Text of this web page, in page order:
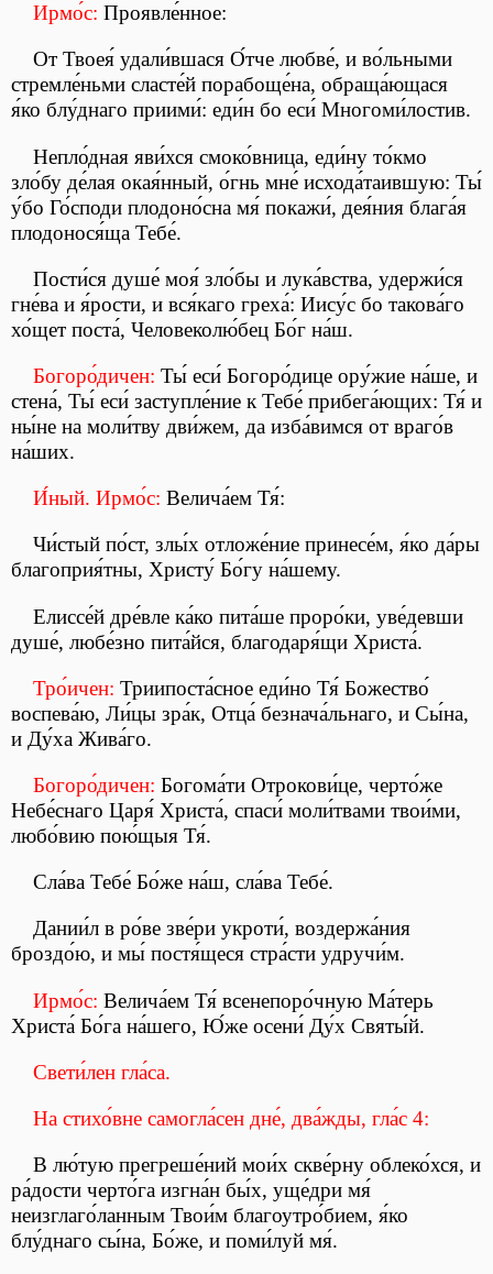
Ирмо́с: Проявле́нное:
От Твоея́ удали́вшася О́тче любве́, и во́льными
стремле́ньми сласте́й порабоще́на, обраща́ющася
я́ко блу́днаго приими́: еди́н бо еси́ Многоми́лостив.
Непло́дная яви́хся смоко́вница, еди́ну то́кмо
зло́бу де́лая окая́нный, о́гнь мне́ исхода́таившую: Ты́
у́бо Го́споди плодоно́сна мя́ покажи́, дея́ния блага́я
плодонося́ща Тебе́.
Пости́ся душе́ моя́ зло́бы и лука́вства, удержи́ся
гне́ва и я́рости, и вся́каго греха́: Иису́с бо такова́го
хо́щет поста́, Человеколю́бец Бо́г на́ш.
Богоро́дичен: Ты́ еси́ Богоро́дице ору́жие на́ше, и
стена́, Ты́ еси́ заступле́ние к Тебе́ прибега́ющих: Тя́ и
ны́не на моли́тву дви́жем, да изба́вимся от враго́в
на́ших.
И́ный. Ирмо́с: Велича́ем Тя́:
Чи́стый по́ст, злы́х отложе́ние принесе́м, я́ко да́ры
благоприя́тны, Христу́ Бо́гу на́шему.
Елиссе́й дре́вле ка́ко пита́ше проро́ки, уве́девши
душе́, любе́зно пита́йся, благодаря́щи Христа́.
Тро́ичен: Триипоста́сное еди́но Тя́ Божество́
воспева́ю, Ли́цы зра́к, Отца́ безнача́льнаго, и Сы́на,
и Ду́ха Жива́го.
Богоро́дичен: Богома́ти Отрокови́це, черто́же
Небе́снаго Царя́ Христа́, спаси́ моли́твами твои́ми,
любо́вию пою́щыя Тя́.
Сла́ва Тебе́ Бо́же на́ш, сла́ва Тебе́.
Дании́л в ро́ве зве́ри укроти́, воздержа́ния
броздо́ю, и мы́ постя́щеся стра́сти удручи́м.
Ирмо́с: Велича́ем Тя́ всенепоро́чную Ма́терь
Христа́ Бо́га на́шего, Ю́же осени́ Ду́х Святы́й.
Свети́лен гла́са.
На стихо́вне самогла́сен дне́, два́жды, гла́с 4:
В лю́тую прегреше́ний мои́х скве́рну облеко́хся, и
ра́дости черто́га изгна́н бы́х, уще́дри мя́
неизглаго́ланным Твои́м благоутро́бием, я́ко
блу́днаго сы́на, Бо́же, и поми́луй мя́.